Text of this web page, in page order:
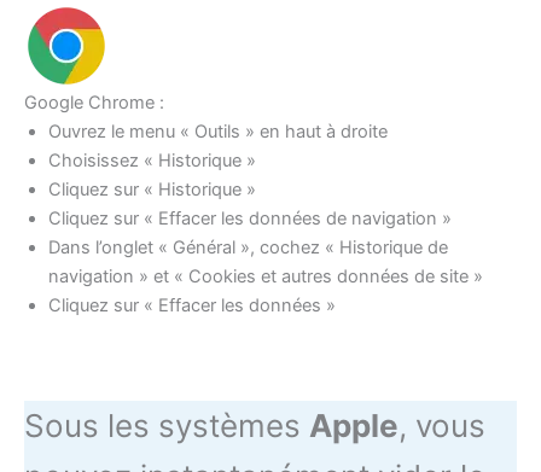
Google Chrome :
Ouvrez le menu « Outils » en haut à droite
Choisissez « Historique »
Cliquez sur « Historique »
Cliquez sur « Effacer les données de navigation »
Dans l’onglet « Général », cochez « Historique de
navigation » et « Cookies et autres données de site »
Cliquez sur « Effacer les données »
Sous les systèmes Apple, vous